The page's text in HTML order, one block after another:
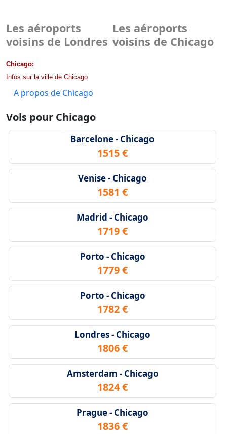
Les aéroports
voisins de Londres
Les aéroports
voisins de Chicago
Chicago:
Infos sur la ville de Chicago
A propos de Chicago
Vols pour Chicago
Barcelone - Chicago
1515 €
Venise - Chicago
1581 €
Madrid - Chicago
1719 €
Porto - Chicago
1779 €
Porto - Chicago
1782 €
Londres - Chicago
1806 €
Amsterdam - Chicago
1824 €
Prague - Chicago
1836 €